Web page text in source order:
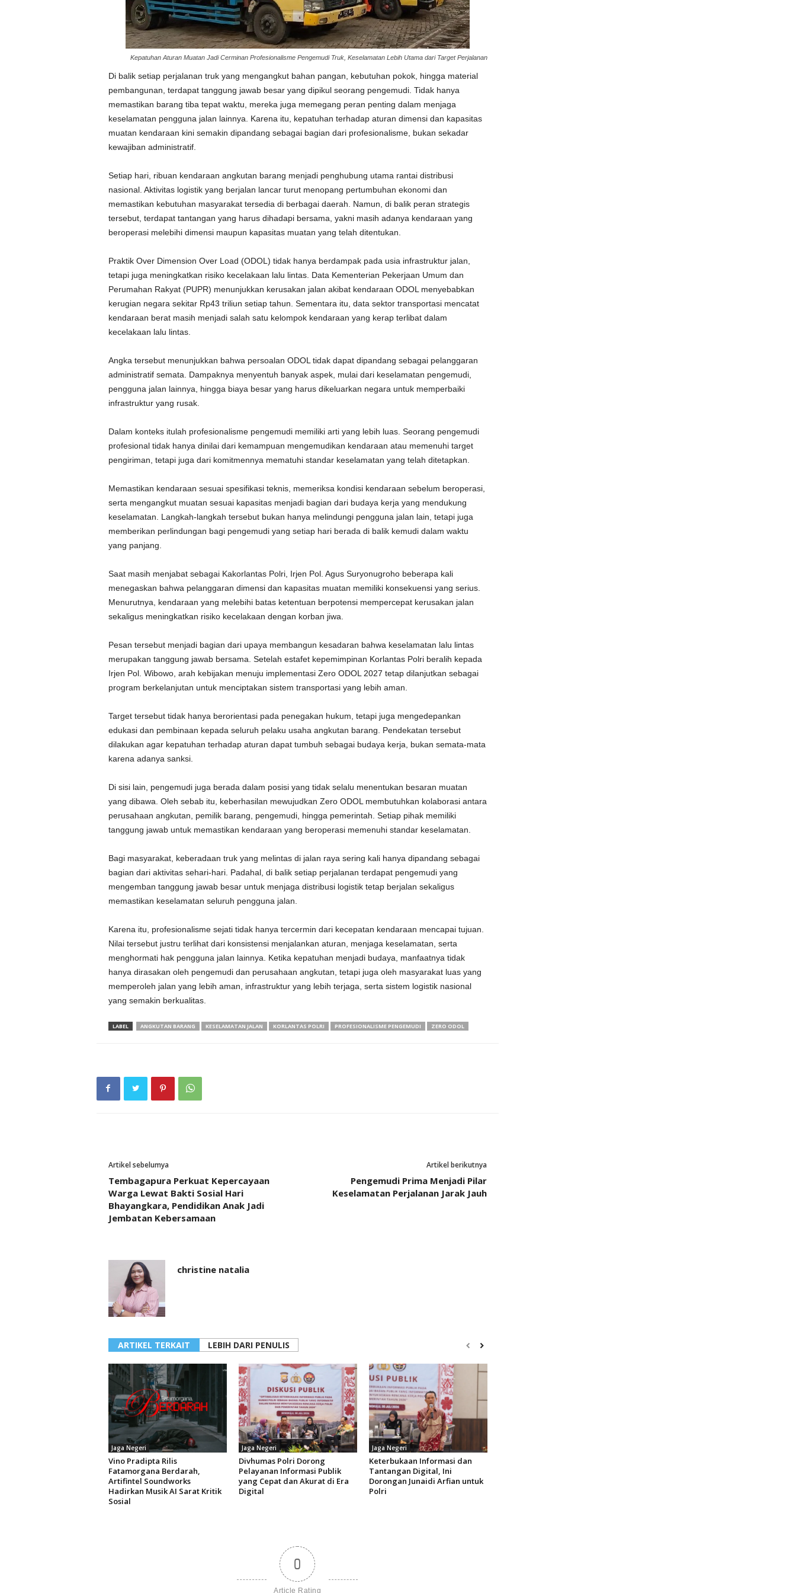
Kepatuhan Aturan Muatan Jadi Cerminan Profesionalisme Pengemudi Truk, Keselamatan Lebih Utama dari Target Perjalanan
Di balik setiap perjalanan truk yang mengangkut bahan pangan, kebutuhan pokok, hingga material
pembangunan, terdapat tanggung jawab besar yang dipikul seorang pengemudi. Tidak hanya
memastikan barang tiba tepat waktu, mereka juga memegang peran penting dalam menjaga
keselamatan pengguna jalan lainnya. Karena itu, kepatuhan terhadap aturan dimensi dan kapasitas
muatan kendaraan kini semakin dipandang sebagai bagian dari profesionalisme, bukan sekadar
kewajiban administratif.
Setiap hari, ribuan kendaraan angkutan barang menjadi penghubung utama rantai distribusi
nasional. Aktivitas logistik yang berjalan lancar turut menopang pertumbuhan ekonomi dan
memastikan kebutuhan masyarakat tersedia di berbagai daerah. Namun, di balik peran strategis
tersebut, terdapat tantangan yang harus dihadapi bersama, yakni masih adanya kendaraan yang
beroperasi melebihi dimensi maupun kapasitas muatan yang telah ditentukan.
Praktik Over Dimension Over Load (ODOL) tidak hanya berdampak pada usia infrastruktur jalan,
tetapi juga meningkatkan risiko kecelakaan lalu lintas. Data Kementerian Pekerjaan Umum dan
Perumahan Rakyat (PUPR) menunjukkan kerusakan jalan akibat kendaraan ODOL menyebabkan
kerugian negara sekitar Rp43 triliun setiap tahun. Sementara itu, data sektor transportasi mencatat
kendaraan berat masih menjadi salah satu kelompok kendaraan yang kerap terlibat dalam
kecelakaan lalu lintas.
Angka tersebut menunjukkan bahwa persoalan ODOL tidak dapat dipandang sebagai pelanggaran
administratif semata. Dampaknya menyentuh banyak aspek, mulai dari keselamatan pengemudi,
pengguna jalan lainnya, hingga biaya besar yang harus dikeluarkan negara untuk memperbaiki
infrastruktur yang rusak.
Dalam konteks itulah profesionalisme pengemudi memiliki arti yang lebih luas. Seorang pengemudi
profesional tidak hanya dinilai dari kemampuan mengemudikan kendaraan atau memenuhi target
pengiriman, tetapi juga dari komitmennya mematuhi standar keselamatan yang telah ditetapkan.
Memastikan kendaraan sesuai spesifikasi teknis, memeriksa kondisi kendaraan sebelum beroperasi,
serta mengangkut muatan sesuai kapasitas menjadi bagian dari budaya kerja yang mendukung
keselamatan. Langkah-langkah tersebut bukan hanya melindungi pengguna jalan lain, tetapi juga
memberikan perlindungan bagi pengemudi yang setiap hari berada di balik kemudi dalam waktu
yang panjang.
Saat masih menjabat sebagai Kakorlantas Polri, Irjen Pol. Agus Suryonugroho beberapa kali
menegaskan bahwa pelanggaran dimensi dan kapasitas muatan memiliki konsekuensi yang serius.
Menurutnya, kendaraan yang melebihi batas ketentuan berpotensi mempercepat kerusakan jalan
sekaligus meningkatkan risiko kecelakaan dengan korban jiwa.
Pesan tersebut menjadi bagian dari upaya membangun kesadaran bahwa keselamatan lalu lintas
merupakan tanggung jawab bersama. Setelah estafet kepemimpinan Korlantas Polri beralih kepada
Irjen Pol. Wibowo, arah kebijakan menuju implementasi Zero ODOL 2027 tetap dilanjutkan sebagai
program berkelanjutan untuk menciptakan sistem transportasi yang lebih aman.
Target tersebut tidak hanya berorientasi pada penegakan hukum, tetapi juga mengedepankan
edukasi dan pembinaan kepada seluruh pelaku usaha angkutan barang. Pendekatan tersebut
dilakukan agar kepatuhan terhadap aturan dapat tumbuh sebagai budaya kerja, bukan semata-mata
karena adanya sanksi.
Di sisi lain, pengemudi juga berada dalam posisi yang tidak selalu menentukan besaran muatan
yang dibawa. Oleh sebab itu, keberhasilan mewujudkan Zero ODOL membutuhkan kolaborasi antara
perusahaan angkutan, pemilik barang, pengemudi, hingga pemerintah. Setiap pihak memiliki
tanggung jawab untuk memastikan kendaraan yang beroperasi memenuhi standar keselamatan.
Bagi masyarakat, keberadaan truk yang melintas di jalan raya sering kali hanya dipandang sebagai
bagian dari aktivitas sehari-hari. Padahal, di balik setiap perjalanan terdapat pengemudi yang
mengemban tanggung jawab besar untuk menjaga distribusi logistik tetap berjalan sekaligus
memastikan keselamatan seluruh pengguna jalan.
Karena itu, profesionalisme sejati tidak hanya tercermin dari kecepatan kendaraan mencapai tujuan.
Nilai tersebut justru terlihat dari konsistensi menjalankan aturan, menjaga keselamatan, serta
menghormati hak pengguna jalan lainnya. Ketika kepatuhan menjadi budaya, manfaatnya tidak
hanya dirasakan oleh pengemudi dan perusahaan angkutan, tetapi juga oleh masyarakat luas yang
memperoleh jalan yang lebih aman, infrastruktur yang lebih terjaga, serta sistem logistik nasional
yang semakin berkualitas.
LABEL ANGKUTAN BARANG KESELAMATAN JALAN KORLANTAS POLRI PROFESIONALISME PENGEMUDI ZERO ODOL
Artikel sebelumya
Tembagapura Perkuat Kepercayaan
Warga Lewat Bakti Sosial Hari
Bhayangkara, Pendidikan Anak Jadi
Jembatan Kebersamaan
Artikel berikutnya
Pengemudi Prima Menjadi Pilar
Keselamatan Perjalanan Jarak Jauh
christine natalia
ARTIKEL TERKAIT LEBIH DARI PENULIS
Jaga Negeri
Vino Pradipta Rilis
Fatamorgana Berdarah,
Artifintel Soundworks
Hadirkan Musik AI Sarat Kritik
Sosial
Jaga Negeri
Divhumas Polri Dorong
Pelayanan Informasi Publik
yang Cepat dan Akurat di Era
Digital
Jaga Negeri
Keterbukaan Informasi dan
Tantangan Digital, Ini
Dorongan Junaidi Arfian untuk
Polri
0
Article Rating